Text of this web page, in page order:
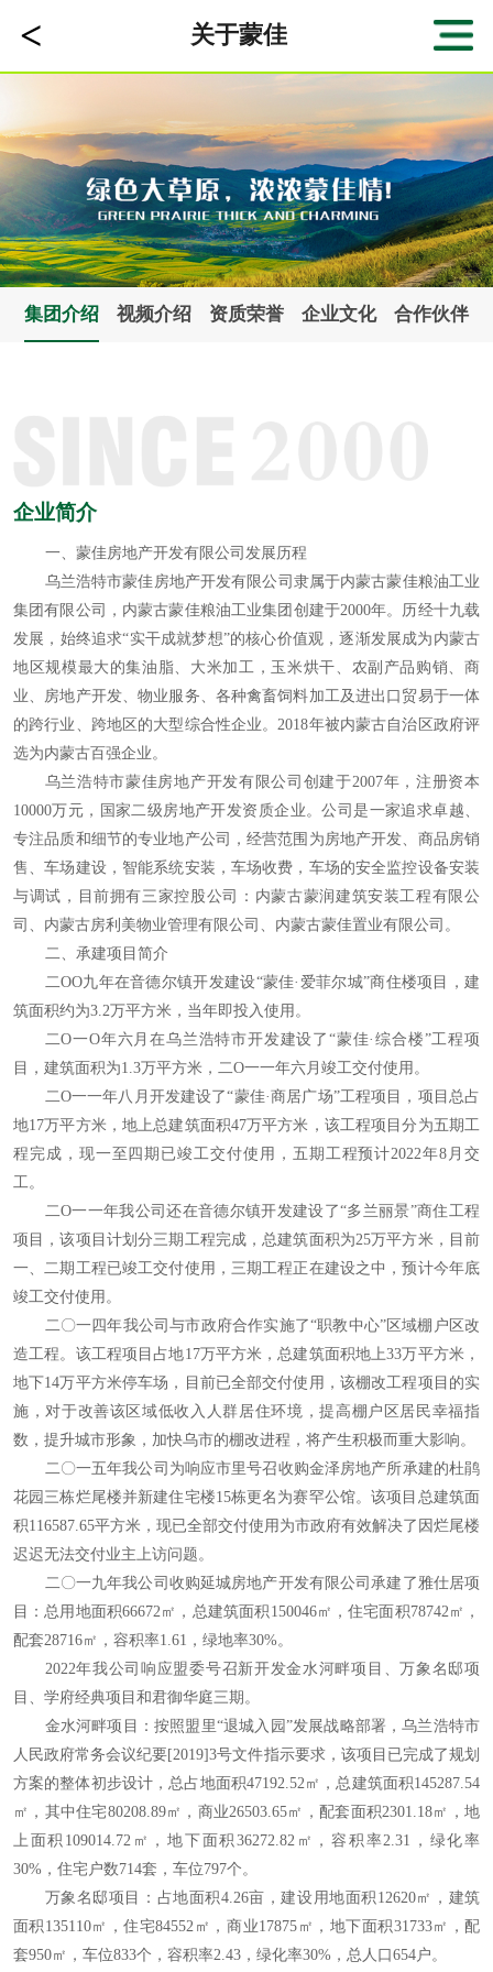
< 关于蒙佳
集团介绍 视频介绍 资质荣誉 企业文化 合作伙伴
企业简介
一、蒙佳房地产开发有限公司发展历程
乌兰浩特市蒙佳房地产开发有限公司隶属于内蒙古蒙佳粮油工业
集团有限公司，内蒙古蒙佳粮油工业集团创建于2000年。历经十九载
发展，始终追求“实干成就梦想”的核心价值观，逐渐发展成为内蒙古
地区规模最大的集油脂、大米加工，玉米烘干、农副产品购销、商
业、房地产开发、物业服务、各种禽畜饲料加工及进出口贸易于一体
的跨行业、跨地区的大型综合性企业。2018年被内蒙古自治区政府评
选为内蒙古百强企业。
乌兰浩特市蒙佳房地产开发有限公司创建于2007年，注册资本
10000万元，国家二级房地产开发资质企业。公司是一家追求卓越、
专注品质和细节的专业地产公司，经营范围为房地产开发、商品房销
售、车场建设，智能系统安装，车场收费，车场的安全监控设备安装
与调试，目前拥有三家控股公司：内蒙古蒙润建筑安装工程有限公
司、内蒙古房利美物业管理有限公司、内蒙古蒙佳置业有限公司。
二、承建项目简介
二OO九年在音德尔镇开发建设“蒙佳·爱菲尔城”商住楼项目，建
筑面积约为3.2万平方米，当年即投入使用。
二O一O年六月在乌兰浩特市开发建设了“蒙佳·综合楼”工程项
目，建筑面积为1.3万平方米，二O一一年六月竣工交付使用。
二O一一年八月开发建设了“蒙佳·商居广场”工程项目，项目总占
地17万平方米，地上总建筑面积47万平方米，该工程项目分为五期工
程完成，现一至四期已竣工交付使用，五期工程预计2022年8月交
工。
二O一一年我公司还在音德尔镇开发建设了“多兰丽景”商住工程
项目，该项目计划分三期工程完成，总建筑面积为25万平方米，目前
一、二期工程已竣工交付使用，三期工程正在建设之中，预计今年底
竣工交付使用。
二〇一四年我公司与市政府合作实施了“职教中心”区域棚户区改
造工程。该工程项目占地17万平方米，总建筑面积地上33万平方米，
地下14万平方米停车场，目前已全部交付使用，该棚改工程项目的实
施，对于改善该区域低收入人群居住环境，提高棚户区居民幸福指
数，提升城市形象，加快乌市的棚改进程，将产生积极而重大影响。
二〇一五年我公司为响应市里号召收购金泽房地产所承建的杜鹃
花园三栋烂尾楼并新建住宅楼15栋更名为赛罕公馆。该项目总建筑面
积116587.65平方米，现已全部交付使用为市政府有效解决了因烂尾楼
迟迟无法交付业主上访问题。
二〇一九年我公司收购延城房地产开发有限公司承建了雅仕居项
目：总用地面积66672㎡，总建筑面积150046㎡，住宅面积78742㎡，
配套28716㎡，容积率1.61，绿地率30%。
2022年我公司响应盟委号召新开发金水河畔项目、万象名邸项
目、学府经典项目和君御华庭三期。
金水河畔项目：按照盟里“退城入园”发展战略部署，乌兰浩特市
人民政府常务会议纪要[2019]3号文件指示要求，该项目已完成了规划
方案的整体初步设计，总占地面积47192.52㎡，总建筑面积145287.54
㎡，其中住宅80208.89㎡，商业26503.65㎡，配套面积2301.18㎡，地
上面积109014.72㎡，地下面积36272.82㎡，容积率2.31，绿化率
30%，住宅户数714套，车位797个。
万象名邸项目：占地面积4.26亩，建设用地面积12620㎡，建筑
面积135110㎡，住宅84552㎡，商业17875㎡，地下面积31733㎡，配
套950㎡，车位833个，容积率2.43，绿化率30%，总人口654户。